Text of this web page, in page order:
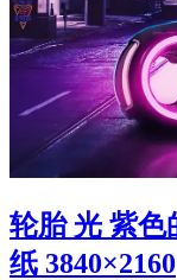
轮胎 光 紫色
纸 3840×2160